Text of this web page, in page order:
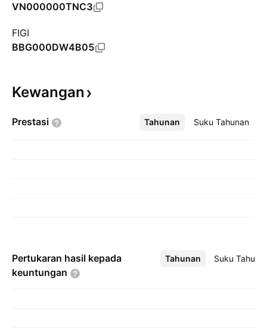
VN000000TNC3
FIGI
BBG000DW4B05
Kewangan
Prestasi Tahunan Suku Tahunan
Lebih
Pertukaran hasil kepada
keuntungan
Tahunan Suku
Lebih